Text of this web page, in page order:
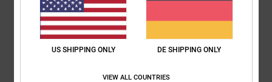
Ein sehr guter Preis
Original anzeigen - Castellano
Komfort: 4/5 Preis-Leistungs-Verhältnis
Material: 4 Farbe: 5
Ich empfehle dieses Produkt
US SHIPPING ONLY DE SHIPPING ONLY
VIEW ALL COUNTRIES